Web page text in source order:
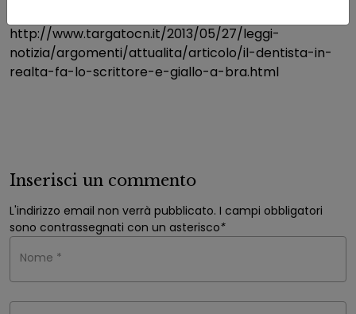
http://www.targatocn.it/2013/05/27/leggi-
notizia/argomenti/attualita/articolo/il-dentista-in-
realta-fa-lo-scrittore-e-giallo-a-bra.html
Inserisci un commento
L'indirizzo email non verrà pubblicato. I campi obbligatori
sono contrassegnati con un asterisco*
Nome *